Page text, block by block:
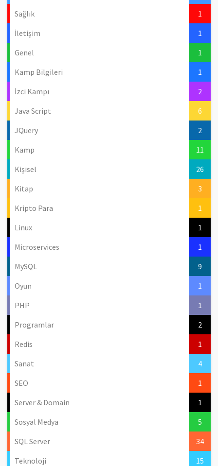
Sağlık
1
İletişim
1
Genel
1
Kamp Bilgileri
1
İzci Kampı
2
Java Script
6
JQuery
2
Kamp
11
Kişisel
26
Kitap
3
Kripto Para
1
Linux
1
Microservices
1
MySQL
9
Oyun
1
PHP
1
Programlar
2
Redis
1
Sanat
4
SEO
1
Server & Domain
1
Sosyal Medya
5
SQL Server
34
Teknoloji
15